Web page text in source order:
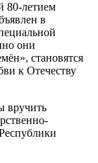
80-летием
в
они
становятся
к Отечеству
вручить